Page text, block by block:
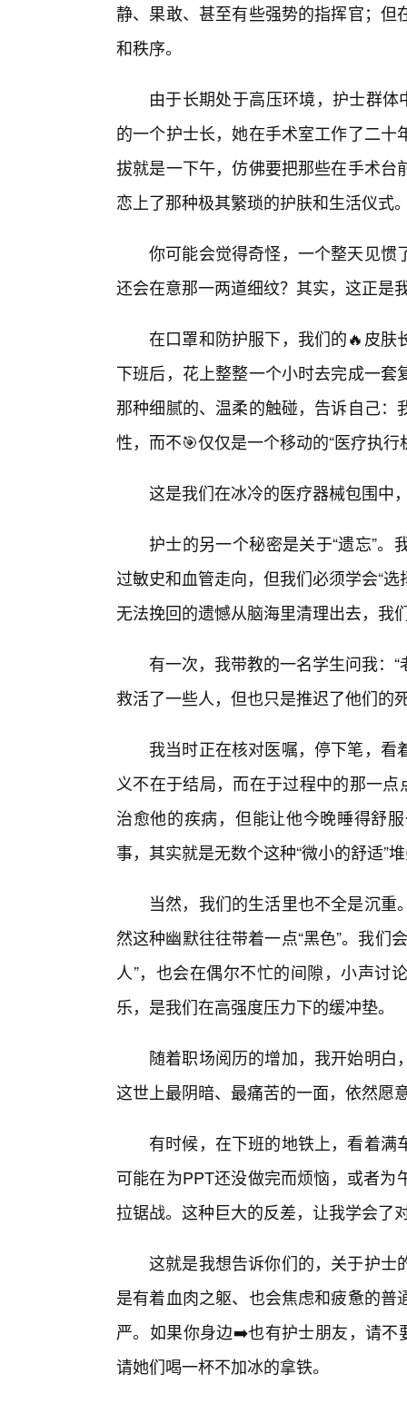
静、果敢、甚至有些强势的指挥官；
和秩序。
由于长期处于高压环境，护士群
的一个护士长，她在手术室工作了二
拔就是一下午，仿佛要把那些在手术
恋上了那种极其繁琐的护肤和生活仪式
你可能会觉得奇怪，一个整天见惯
还会在意那一两道细纹？其实，这正是
在口罩和防护服下，我们的🔥皮肤
下班后，花上整整一个小时去完成一
那种细腻的、温柔的触碰，告诉自己
性，而不🎯仅仅是一个移动的“医疗执行
这是我们在冰冷的医疗器械包围中
护士的另一个秘密是关于“遗忘”
过敏史和血管走向，但我们必须学会“
无法挽回的遗憾从脑海里清理出去，我
有一次，我带教的一名学生问我：
救活了一些人，但也只是推迟了他们的
我当时正在核对医嘱，停下笔，
义不在于结局，而在于过程中的那一
治愈他的疾病，但能让他今晚睡得舒
事，其实就是无数个这种“微小的舒适”
当然，我们的生活里也不全是沉
然这种幽默往往带着一点“黑色”。我们
人”，也会在偶尔不忙的间隙，小声讨
乐，是我们在高强度压力下的缓冲垫。
随着职场阅历的增加，我开始明
这世上最阴暗、最痛苦的一面，依然愿
有时候，在下班的地铁上，看着
可能在为PPT还没做完而烦恼，或者
拉锯战。这种巨大的反差，让我学会了
这就是我想告诉你们的，关于护士
是有着血肉之躯、也会焦虑和疲惫的
严。如果你身边➡️也有护士朋友，请不
请她们喝一杯不加冰的拿铁。